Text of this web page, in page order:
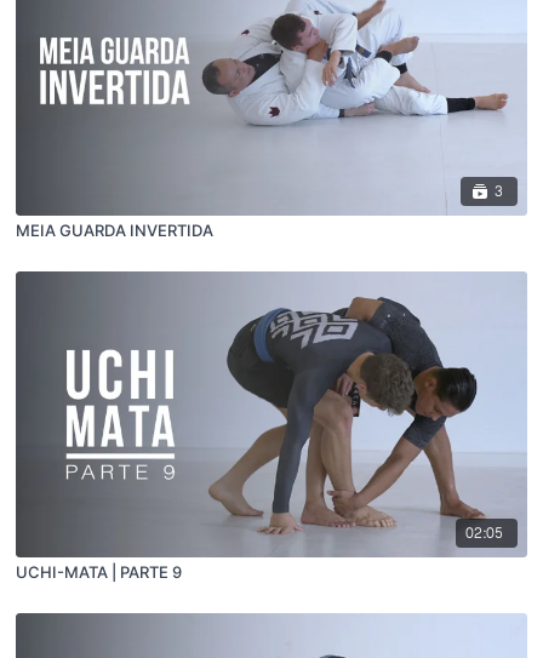
3
MEIA GUARDA INVERTIDA
02:05
UCHI-MATA | PARTE 9